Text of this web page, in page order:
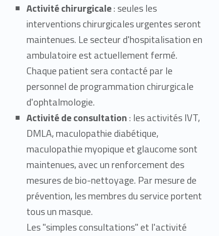
Activité chirurgicale: seules les
interventions chirurgicales urgentes seront
maintenues. Le secteur d'hospitalisation en
ambulatoire est actuellement fermé.
Chaque patient sera contacté par le
personnel de programmation chirurgicale
d'ophtalmologie.
Activité de consultation: les activités IVT,
DMLA, maculopathie diabétique,
maculopathie myopique et glaucome sont
maintenues, avec un renforcement des
mesures de bio-nettoyage. Par mesure de
prévention, les membres du service portent
tous un masque.
Les "simples consultations" et l'activité